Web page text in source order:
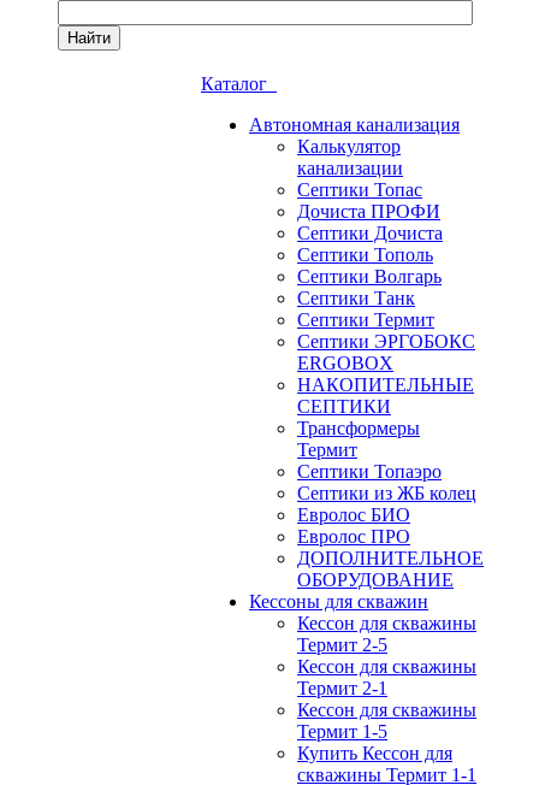
Найти
Каталог
Автономная канализация
Калькулятор
канализации
Септики Топас
Дочиста ПРОФИ
Септики Дочиста
Септики Тополь
Септики Волгарь
Септики Танк
Септики Термит
Септики ЭРГОБОКС
ERGOBOX
НАКОПИТЕЛЬНЫЕ
СЕПТИКИ
Трансформеры
Термит
Септики Топаэро
Септики из ЖБ колец
Евролос БИО
Евролос ПРО
ДОПОЛНИТЕЛЬНОЕ
ОБОРУДОВАНИЕ
Кессоны для скважин
Кессон для скважины
Термит 2-5
Кессон для скважины
Термит 2-1
Кессон для скважины
Термит 1-5
Купить Кессон для
скважины Термит 1-1